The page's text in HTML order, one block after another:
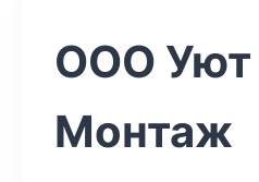
ООО Уют
Монтаж